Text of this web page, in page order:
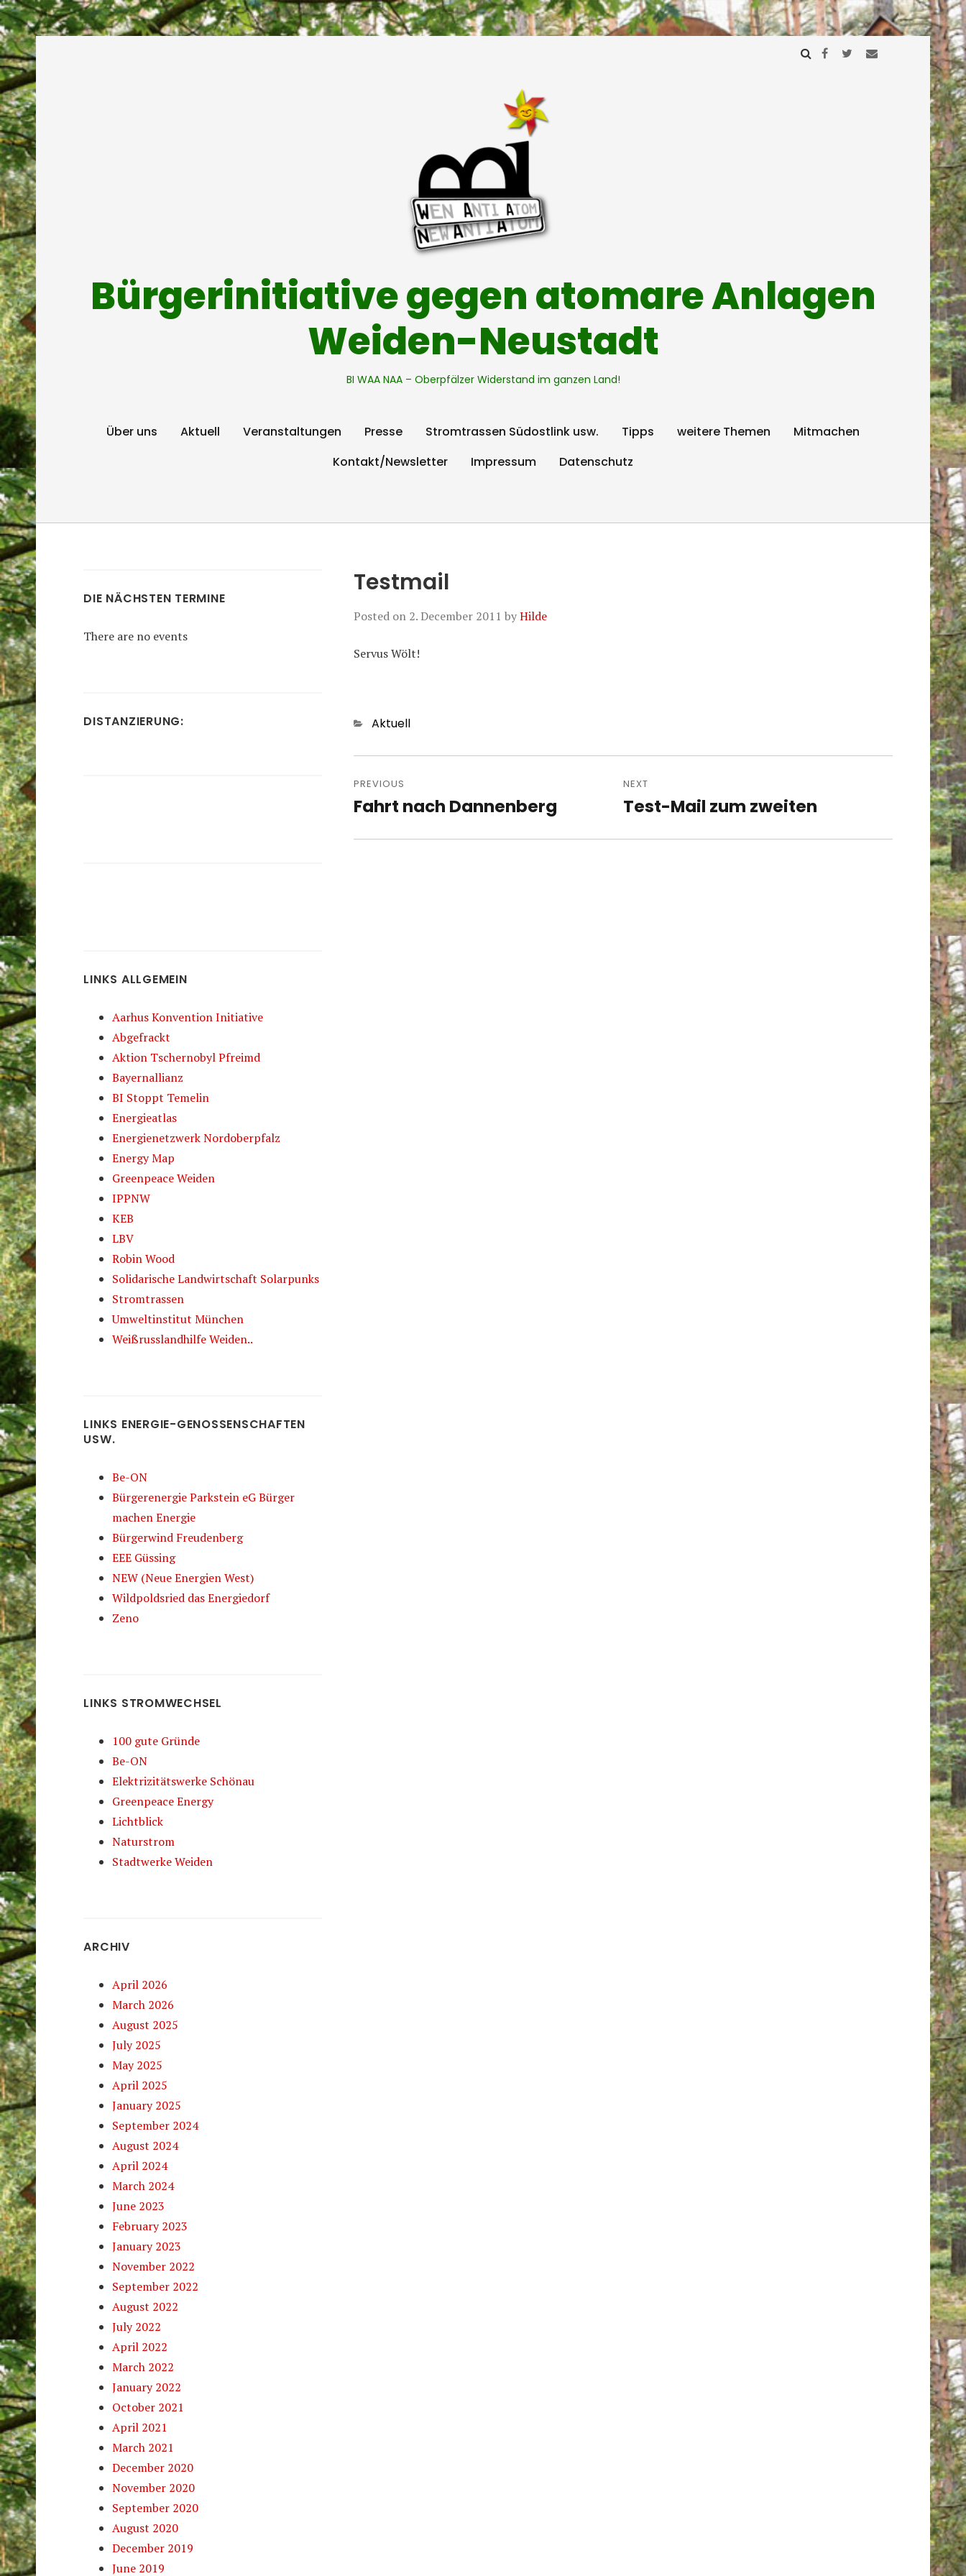
Bürgerinitiative gegen atomare Anlagen
Weiden-Neustadt
BI WAA NAA – Oberpfälzer Widerstand im ganzen Land!
Über uns Aktuell Veranstaltungen Presse Stromtrassen Südostlink usw. Tipps weitere Themen
Mitmachen
Kontakt/Newsletter
Impressum Datenschutz
Testmail
Posted on 2. December 2011 byHilde
Servus Wölt!
Categories
Aktuell
Post
navigation
PREVIOUS
Previous
Fahrt nach Dannenberg
NEXT
Next
Test-Mail zum zweiten
DIE NÄCHSTEN TERMINE
There are no events
DISTANZIERUNG:
LINKS ALLGEMEIN
Aarhus Konvention Initiative
Abgefrackt
Aktion Tschernobyl Pfreimd
Bayernallianz
BI Stoppt Temelin
Energieatlas
Energienetzwerk Nordoberpfalz
Energy Map
Greenpeace Weiden
IPPNW
KEB
LBV
Robin Wood
Solidarische Landwirtschaft Solarpunks
Stromtrassen
Umweltinstitut München
Weißrusslandhilfe Weiden..
LINKS ENERGIE-GENOSSENSCHAFTEN
USW.
Be-ON
Bürgerenergie Parkstein eG Bürger
machen Energie
Bürgerwind Freudenberg
EEE Güssing
NEW (Neue Energien West)
Wildpoldsried das Energiedorf
Zeno
LINKS STROMWECHSEL
100 gute Gründe
Be-ON
Elektrizitätswerke Schönau
Greenpeace Energy
Lichtblick
Naturstrom
Stadtwerke Weiden
ARCHIV
April 2026
March 2026
August 2025
July 2025
May 2025
April 2025
January 2025
September 2024
August 2024
April 2024
March 2024
June 2023
February 2023
January 2023
November 2022
September 2022
August 2022
July 2022
April 2022
March 2022
January 2022
October 2021
April 2021
March 2021
December 2020
November 2020
September 2020
August 2020
December 2019
June 2019